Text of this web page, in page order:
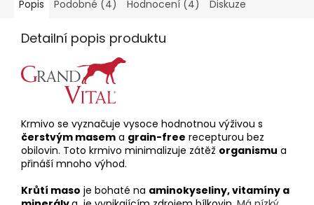
Popis Podobné (4) Hodnocení (4) Diskuze
Detailní popis produktu
Krmivo se vyznačuje vysoce hodnotnou výživou s
čerstvým masem a grain-free recepturou bez
obilovin. Toto krmivo minimalizuje zátěž organismu a
přináší mnoho výhod.
Krůtí maso je bohaté na aminokyseliny, vitamíny a